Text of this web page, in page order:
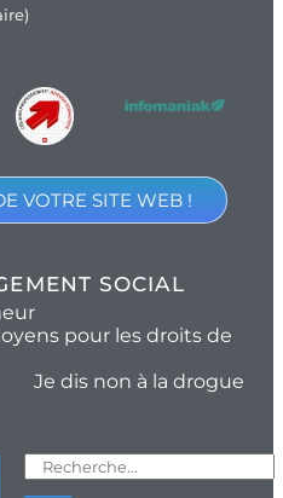
VOTRE SITE WEB !
SOCIAL
pour les droits de
Je dis non à la drogue